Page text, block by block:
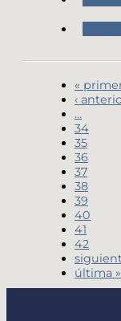
«
‹
…
34
35
36
37
38
39
40
41
42
última »